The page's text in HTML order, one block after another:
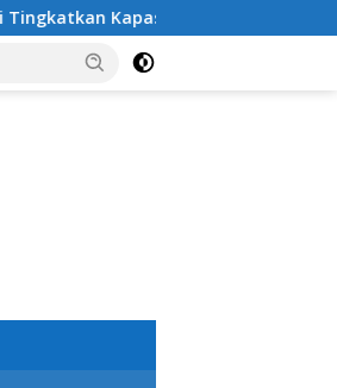
61 Kepala Sekolah di